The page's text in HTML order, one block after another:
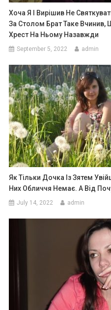
Хоча Я І Вирішив Не
За Столом Брат Таке Вчинив,
Хрест На Ньому Назавжди
September 5, 2022 admin
Як Тільки Дочка Із Зятем
Них Обличчя Немає. А Від
July 14, 2022 admin